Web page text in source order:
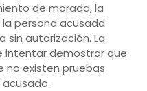
de morada, la
persona acusada
sin autorización. La
intentar demostrar que
no existen pruebas